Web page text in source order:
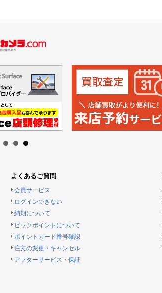
よくあるご質問
会員サービス
ログインできない
納期について
ビックポイントについて
ポイントカード番号確認
注文の変更・キャンセル
アフターサービス・保証